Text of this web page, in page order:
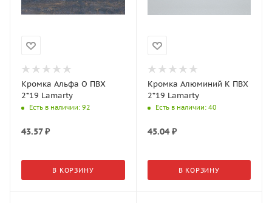
Кромка Альфа О ПВХ
2*19 Lamarty
Есть в наличии: 92
43.57₽
В КОРЗИНУ
Кромка Алюминий K ПВХ
2*19 Lamarty
Есть в наличии: 40
45.04₽
В КОРЗИНУ